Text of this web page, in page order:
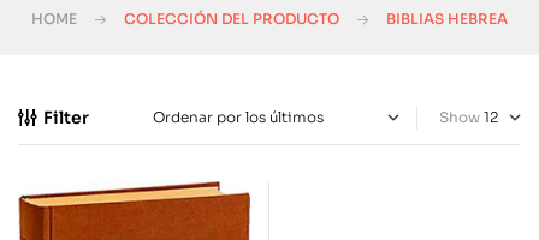
HOME COLECCIÓN DEL PRODUCTO BIBLIAS HEBREA
Filter Show